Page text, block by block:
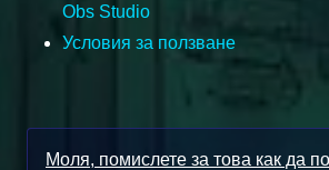
Obs Studio
Условия за ползване
Моля, помислете за това как да